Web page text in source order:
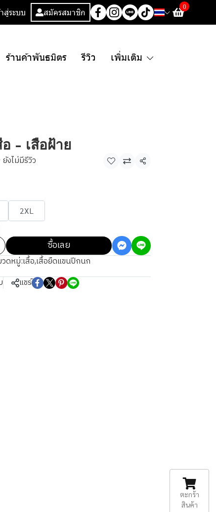
สู่ระบบ สมัครสมาชิก
0
ร้านค้าพันธมิตร รีวิว เพิ่มเติม
- เสือฝ้าย
ยังไม่มีรีวิว แชร์
2XL
ซื้อเลย
ดหมู่:เสื้อ,เสื้อยืดแขนปีกนก
แชร์
ตะกร้า
สินค้า